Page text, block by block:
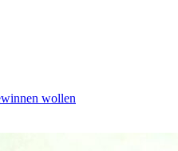
wollen